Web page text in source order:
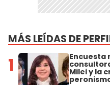
MÁS LEÍDAS DE
1 Encuesta
Milei y la